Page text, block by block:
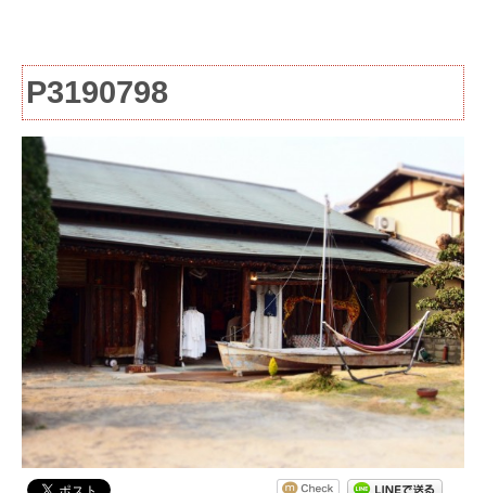
P3190798